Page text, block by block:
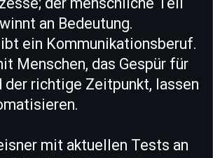
an Bedeutung.
ein Kommunikationsberuf.
Menschen, das Gespür für
der richtige Zeitpunkt, lassen
mit aktuellen Tests an